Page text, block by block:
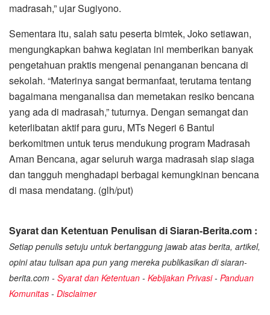
madrasah,” ujar Sugiyono.
Sementara itu, salah satu peserta bimtek, Joko setiawan,
mengungkapkan bahwa kegiatan ini memberikan banyak
pengetahuan praktis mengenai penanganan bencana di
sekolah. “Materinya sangat bermanfaat, terutama tentang
bagaimana menganalisa dan memetakan resiko bencana
yang ada di madrasah,” tuturnya. Dengan semangat dan
keterlibatan aktif para guru, MTs Negeri 6 Bantul
berkomitmen untuk terus mendukung program Madrasah
Aman Bencana, agar seluruh warga madrasah siap siaga
dan tangguh menghadapi berbagai kemungkinan bencana
di masa mendatang. (glh/put)
Syarat dan Ketentuan Penulisan di Siaran-Berita.com :
Setiap penulis setuju untuk bertanggung jawab atas berita, artikel,
opini atau tulisan apa pun yang mereka publikasikan di siaran-
berita.com - Syarat dan Ketentuan - Kebijakan Privasi- Panduan
Komunitas - Disclaimer